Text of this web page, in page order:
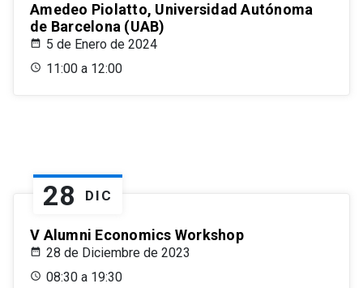
Amedeo Piolatto, Universidad Autónoma
de Barcelona (UAB)
5 de Enero de 2024
11:00 a 12:00
28 DIC
V Alumni Economics Workshop
28 de Diciembre de 2023
08:30 a 19:30